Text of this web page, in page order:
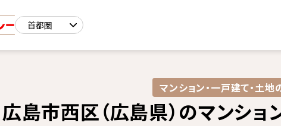
マンション・一戸建て・土
広島市西区（広島県）のマンショ